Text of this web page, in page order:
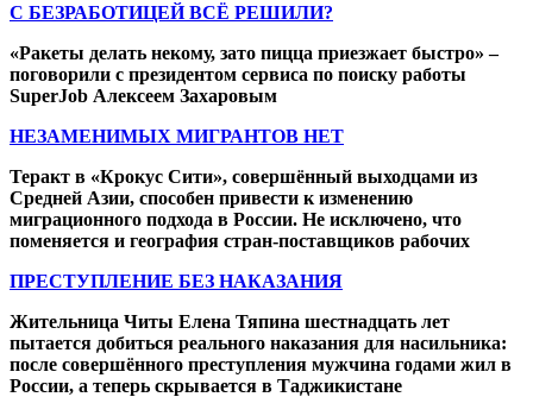
С БЕЗРАБОТИЦЕЙ ВСЁ РЕШИЛИ?
«Ракеты делать некому, зато пицца приезжает быстро» –
поговорили с президентом сервиса по поиску работы
SuperJob Алексеем Захаровым
НЕЗАМЕНИМЫХ МИГРАНТОВ НЕТ
Теракт в «Крокус Сити», совершённый выходцами из
Средней Азии, способен привести к изменению
миграционного подхода в России. Не исключено, что
поменяется и география стран-поставщиков рабочих
ПРЕСТУПЛЕНИЕ БЕЗ НАКАЗАНИЯ
Жительница Читы Елена Тяпина шестнадцать лет
пытается добиться реального наказания для насильника:
после совершённого преступления мужчина годами жил в
России, а теперь скрывается в Таджикистане